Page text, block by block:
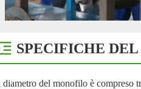
SPECIFICHE
diametro del monofilo è compreso